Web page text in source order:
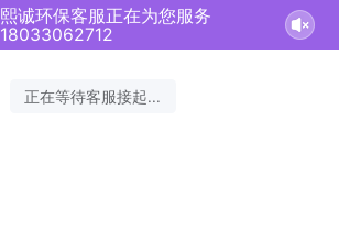
熙诚环保客服正在为您服务
18033062712
正在等待客服接起...